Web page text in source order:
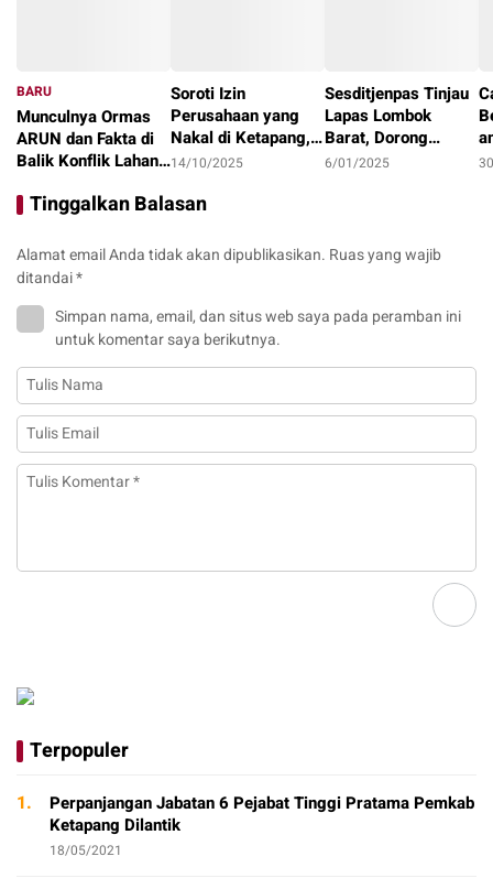
BARU
Munculnya Ormas
ARUN dan Fakta di
Balik Konflik Lahan
Soroti Izin
Perusahaan yang
Nakal di Ketapang,
LAKI : Lahan Jadi
Tanggung Jawab?
14/10/2025
Sesditjenpas Tinjau
Lapas Lombok
Barat, Dorong
Optimalisasi
6/01/2025
Tinggalkan Balasan
Alamat email Anda tidak akan dipublikasikan. Ruas yang wajib
ditandai*
Simpan nama, email, dan situs web saya pada peramban ini
untuk komentar saya berikutnya.
Terpopuler
1.
Perpanjangan Jabatan 6 Pejabat Tinggi Pratama Pemkab
Ketapang Dilantik
18/05/2021